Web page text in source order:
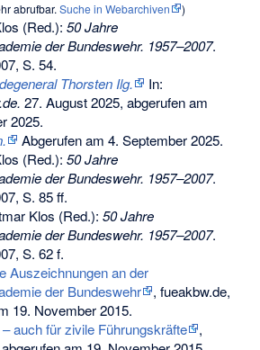
abrufbar.Suche in Webarchiven )
(Red.):50 Jahre
der Bundeswehr. 1957–2007.
S. 54.
Thorsten Ilg.
In:
27. August 2025, abgerufen am
2025.
Abgerufen am 4. September 2025.
(Red.):50 Jahre
der Bundeswehr. 1957–2007.
S. 85 ff.
Klos (Red.):50 Jahre
der Bundeswehr. 1957–2007.
S. 62 f.
Auszeichnungen an der
der Bundeswehr
, fueakbw.de,
19. November 2015.
auch für zivile Führungskräfte
,